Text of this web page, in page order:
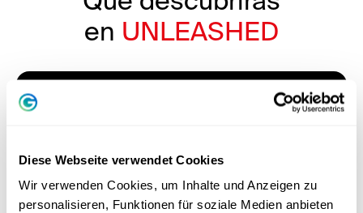
Diese Webseite verwendet Cookies
Wir verwenden Cookies, um Inhalte und Anzeigen zu
personalisieren, Funktionen für soziale Medien anbieten
en UNLEASHED
1. Logros
2. Elmundo interiorde Tony